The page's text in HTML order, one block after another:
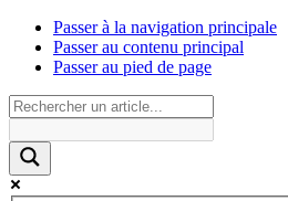
Passer à la navigation principale
Passer au contenu principal
Passer au pied de page